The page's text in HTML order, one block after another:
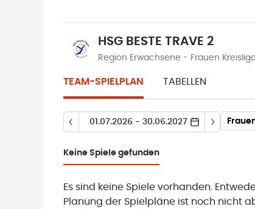
HSG BESTE TRAVE 2
Region Erwachsene - Frauen
TEAM-SPIELPLAN TABELLEN
01.07.2026 - 30.06.2027
Keine Spiele gefunden
Es sind keine Spiele vorhanden.
Planung der Spielpläne ist noch nicht